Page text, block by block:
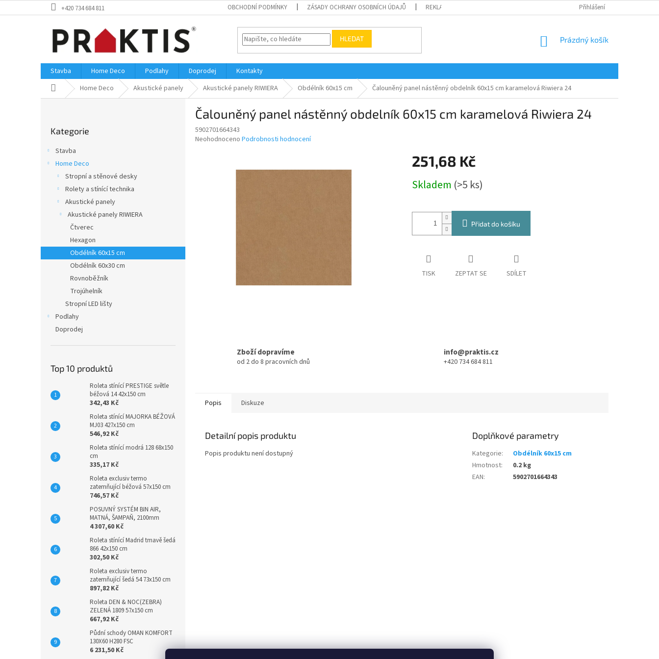
na
+420 734 684 811 OBCHODNÍ PODMÍNKY ZÁSADY OCHRANY OSOBNÍCH ÚDAJŮ REKLAMAČNÍ FORMULÁŘ Přihlášení
HLEDAT
NÁKUPNÍ
Prázdný košík
Stavba Home Deco Podlahy Doprodej
Kontakty
Domů Home Deco Akustické panely Akustické panely RIWIERA Obdélník 60x15 cm Čalouněný panel nástěnný obdelník 60x15 cm karamelová Riwiera 24
l
kategorie
Kategorie
Stavba
Home Deco
Stropní a stěnové desky
Rolety a stínící technika
Akustické panely
Akustické panely RIWIERA
Čtverec
Hexagon
Obdélník 60x15 cm
Obdélník 60x30 cm
Rovnoběžník
Trojúhelník
Stropní LED lišty
Podlahy
Doprodej
Top 10 produktů
Roleta stínící PRESTIGE světle
béžová 14 42x150 cm
342,43 Kč
Roleta stínící MAJORKA BÉŽOVÁ
MJ03 427x150 cm
546,92 Kč
Roleta stínící modrá 128 68x150
cm
335,17 Kč
Roleta exclusiv termo
zatemňující béžová 57x150 cm
746,57 Kč
POSUVNÝ SYSTÉM BIN AIR,
MATNÁ, ŠAMPAŇ, 2100mm
4 307,60 Kč
Roleta stínící Madrid tmavě šedá
866 42x150 cm
302,50 Kč
Roleta exclusiv termo
zatemňující šedá 54 73x150 cm
897,82 Kč
Roleta DEN & NOC(ZEBRA)
ZELENÁ 1809 57x150 cm
667,92 Kč
Půdní schody OMAN KOMFORT
130X60 H280 FSC
6 231,50 Kč
Čalouněný panel nástěnný obdelník 60x15 cm karamelová Riwiera 24
5902701664343
Průměrné
Neohodnoceno Podrobnosti hodnocení
251,68 Kč
cena:
Skladem (>5 ks)
Přidat do košíku
TISK ZEPTAT SE SDÍLET
Zboží dopravíme
od 2 do 8 pracovních dnů
info@praktis.cz
+420 734 684 811
Popis Diskuze
Detailní popis produktu
Popis produktu není dostupný
Doplňkové parametry
Kategorie:
Obdélník 60x15 cm
Hmotnost:
0.2 kg
EAN: 5902701664343